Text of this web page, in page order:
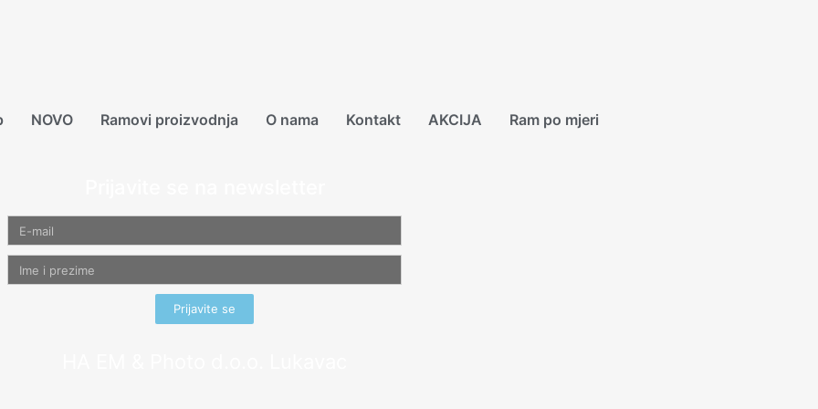
NOVO Ramovi proizvodnja O nama Kontakt AKCIJA Ram po mjeri
Prijavite se